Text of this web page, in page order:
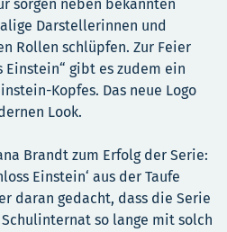
sorgen neben bekannten
Darstellerinnen und
Rollen schlüpfen. Zur Feier
Einstein“ gibt es zudem ein
Kopfes. Das neue Logo
Look.
Brandt zum Erfolg der Serie:
Einstein‘ aus der Taufe
daran gedacht, dass die Serie
so lange mit solch